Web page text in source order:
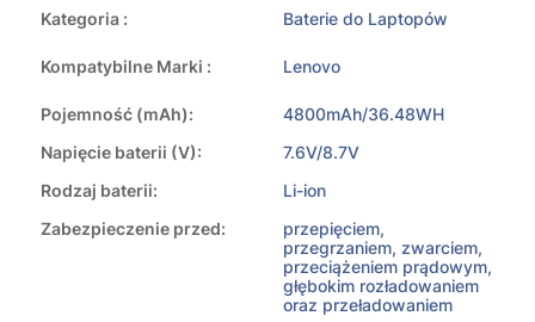
Kategoria : Baterie do Laptopów
Kompatybilne Marki : Lenovo
Pojemność (mAh):
4800mAh/36.48WH
Napięcie baterii (V):
7.6V/8.7V
Rodzaj baterii:
Li-ion
Zabezpieczenie przed:
przepięciem,
przegrzaniem, zwarciem,
przeciążeniem prądowym,
głębokim rozładowaniem
oraz przeładowaniem